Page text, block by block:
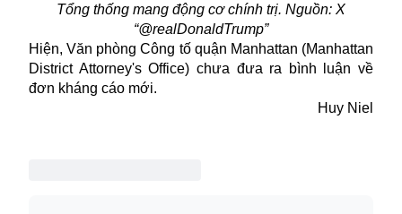
Tổng thống mang động cơ chính trị. Nguồn: X
“@realDonaldTrump”
Hiện, Văn phòng Công tố quận Manhattan (Manhattan
District Attorney's Office) chưa đưa ra bình luận về
đơn kháng cáo mới.
Huy Niel